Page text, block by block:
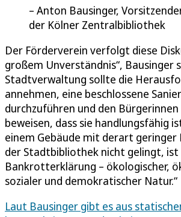
Anton Bausinger,
der Kölner Zentralbibliothek
Der Förderverein verfolgt diese
großem Unverständnis“, Bausinger
Stadtverwaltung sollte die
annehmen, eine beschlossene
durchzuführen und den
beweisen, dass sie handlungsfähig
einem Gebäude mit derart
der Stadtbibliothek nicht gelingt, ist
Bankrotterklärung – ökologischer,
sozialer und demokratischer Natur.“
Laut Bausinger gibt es aus